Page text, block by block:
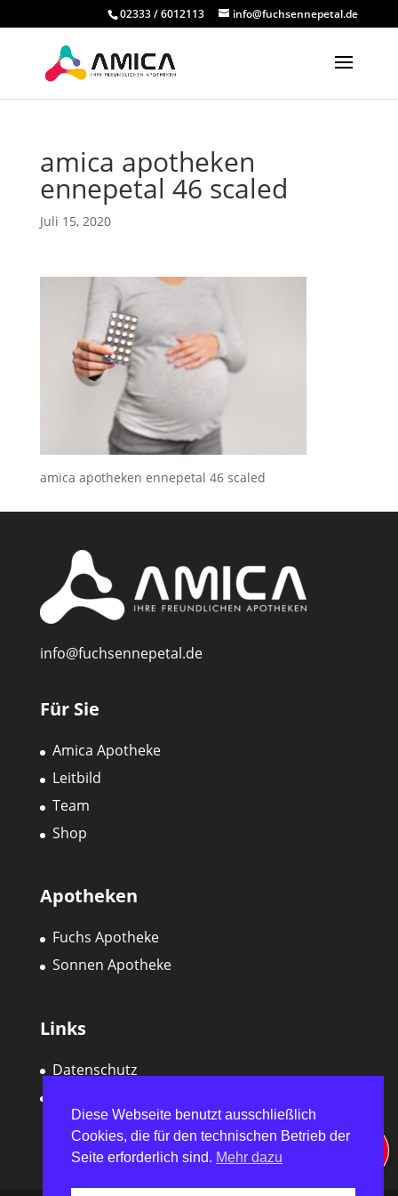
02333 / 6012113 info@fuchsennepetal.de
amica apotheken
ennepetal 46 scaled
Juli 15, 2020
amica apotheken ennepetal 46 scaled
info@fuchsennepetal.de
Für Sie
Amica Apotheke
Leitbild
Team
Shop
Apotheken
Fuchs Apotheke
Sonnen Apotheke
Links
Datenschutz
Diese Webseite benutzt ausschließlich
Cookies, die für den technischen Betrieb der
Seite erforderlich sind. Mehr dazu